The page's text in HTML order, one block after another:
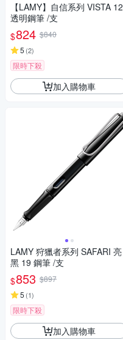
【LAMY】自信系列 VISTA 12
透明鋼筆 /支
$824 $840
5 (2)
限時下殺
加入購物車
LAMY 狩獵者系列 SAFARI 亮
黑 19 鋼筆 /支
$853 $897
5 (1)
限時下殺
加入購物車